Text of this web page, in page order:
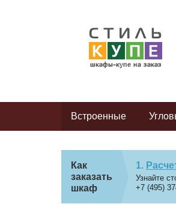
Встроенные
Как
заказать
шкаф
Узнайте
+7 (495)